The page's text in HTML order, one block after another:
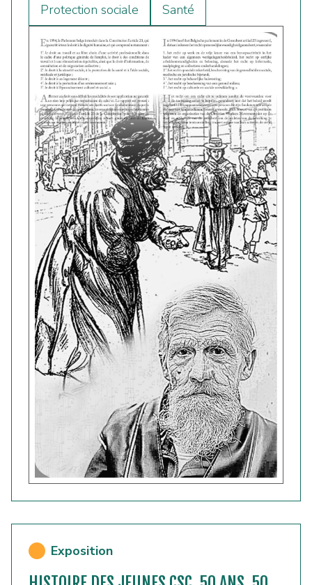
Protection sociale
Santé
Exposition